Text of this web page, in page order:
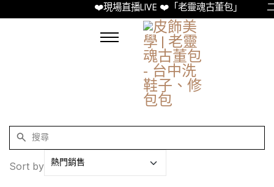
❤️現場直播LIVE ❤️「老靈魂古董包」
Sort by